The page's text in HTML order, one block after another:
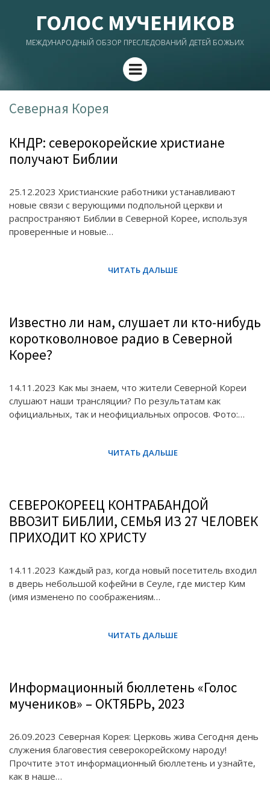
ГОЛОС МУЧЕНИКОВ
МЕЖДУНАРОДНЫЙ ОБЗОР ПРЕСЛЕДОВАНИЙ ДЕТЕЙ БОЖЬИХ
Menu
Северная Корея
КНДР: северокорейские христиане
получают Библии
25.12.2023 Христианские работники устанавливают
новые связи с верующими подпольной церкви и
распространяют Библии в Северной Корее, используя
проверенные и новые…
Известно ли нам, слушает ли кто-нибудь
коротковолновое радио в Северной
Корее?
14.11.2023 Как мы знаем, что жители Северной Кореи
слушают наши трансляции? По результатам как
официальных, так и неофициальных опросов. Фото:…
СЕВЕРОКОРЕЕЦ КОНТРАБАНДОЙ
ВВОЗИТ БИБЛИИ, СЕМЬЯ ИЗ 27 ЧЕЛОВЕК
ПРИХОДИТ КО ХРИСТУ
14.11.2023 Каждый раз, когда новый посетитель входил
в дверь небольшой кофейни в Сеуле, где мистер Ким
(имя изменено по соображениям…
Информационный бюллетень «Голос
мучеников» – ОКТЯБРЬ, 2023
26.09.2023 Северная Корея: Церковь жива Сегодня день
служения благовестия северокорейскому народу!
Прочтите этот информационный бюллетень и узнайте,
как в наше…